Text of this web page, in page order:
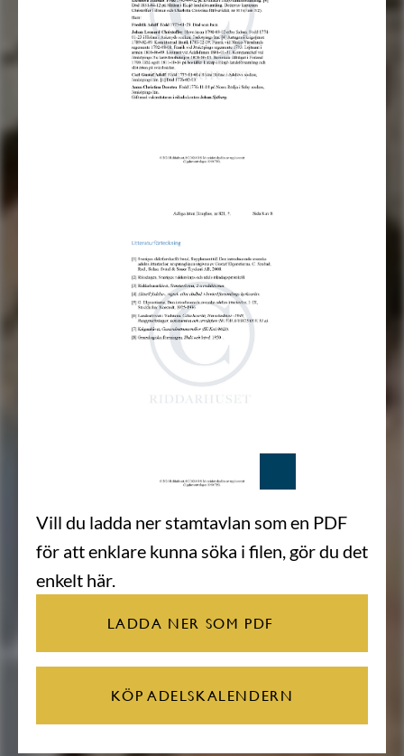
Vill du ladda ner stamtavlan som en PDF
för att enklare kunna söka i filen, gör du det
enkelt här.
LADDA NER SOM PDF
KÖP ADELSKALENDERN